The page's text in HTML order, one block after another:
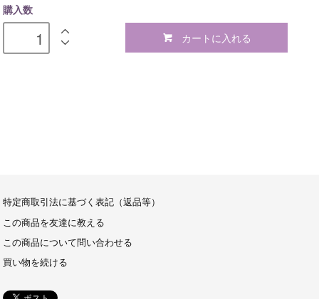
購入数
カートに入れる
特定商取引法に基づく表記（返品等）
この商品を友達に教える
この商品について問い合わせる
買い物を続ける